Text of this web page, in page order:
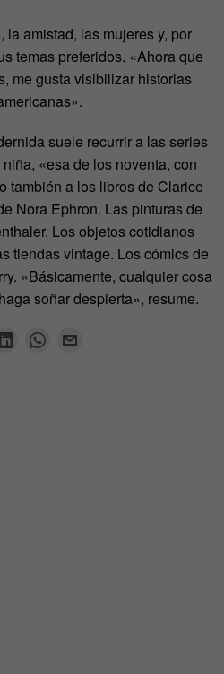
la amistad, las mujeres y, por
temas preferidos. «Ahora que
me gusta visibilizar historias
suele recurrir a las series
«esa de los noventa, con
también a los libros de Clarice
Nora Ephron. Las pinturas de
Los objetos cotidianos
tiendas vintage. Los cómics de
«Básicamente, cualquier cosa
soñar despierta», resume.